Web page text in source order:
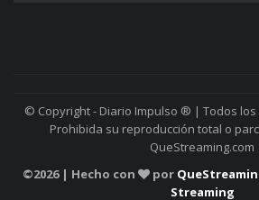
© Copyright - Diario Impulso ® | Todos
Prohibida su reproducción total o
QueStreaming.com
©2026 | Hecho con por
Streaming